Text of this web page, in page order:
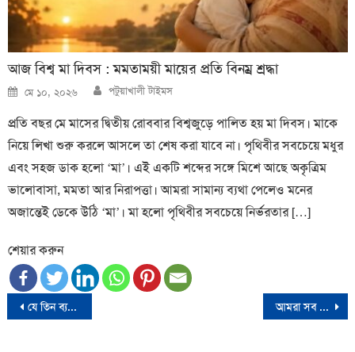
আজ বিশ্ব মা দিবস : মমতাময়ী মায়ের প্রতি বিনম্র শ্রদ্ধা
Posted
on
মে ১০, ২০২৬ Author
পটুয়াখালী টাইমস
প্রতি বছর মে মাসের দ্বিতীয় রোববার বিশ্বজুড়ে পালিত হয় মা দিবস। মাকে
নিয়ে লিখা শুরু করলে আসলে তা শেষ করা যাবে না। পৃথিবীর সবচেয়ে মধুর
এবং সহজ ডাক হলো ‘মা’। এই একটি শব্দের সঙ্গে মিশে আছে অকৃত্রিম
ভালোবাসা, মমতা আর নিরাপত্তা। আমরা সামান্য ব্যথা পেলেও মনের
অজান্তেই ডেকে উঠি ‘মা’। মা হলো পৃথিবীর সবচেয়ে নির্ভরতার […]
শেয়ার করুন
Post
যে তিন ব্যক্তির দোয়া ফিরিয়ে দেন না মহান আল্লাহ আমরা সব ধরনের ছাত্ররাজনীতির বিরুদ্ধে: বুয়েট শিক্ষার্থীরা